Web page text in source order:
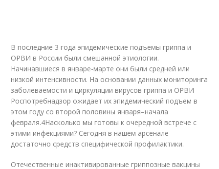
В последние 3 года эпидемические подъемы гриппа и
ОРВИ в России были смешанной этиологии.
Начинавшиеся в январе-марте они были средней или
низкой интенсивности. На основании данных мониторинга
заболеваемости и циркуляции вирусов гриппа и ОРВИ
Роспотребнадзор ожидает их эпидемический подъем в
этом году со второй половины января–начала
февраля.4Насколько мы готовы к очередной встрече с
этими инфекциями? Сегодня в нашем арсенале
достаточно средств специфической профилактики.
Отечественные инактивированные гриппозные вакцины